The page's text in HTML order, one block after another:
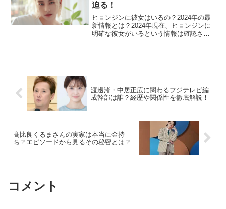
迫る！
ヒョンジンに彼女はいるの？2024年の最
新情報とは？2024年現在、ヒョンジンに
明確な彼女がいるという情報は確認され
渡邊渚・中居正広に関わるフジテレビ編
成幹部は誰？経歴や関係性を徹底解説！
髙比良くるまさんの実家は本当に金持
ち？エピソードから見るその秘密とは？
コメント